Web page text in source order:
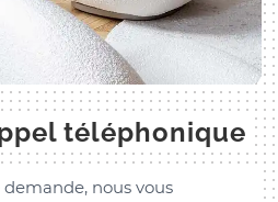
téléphonique
nous vous